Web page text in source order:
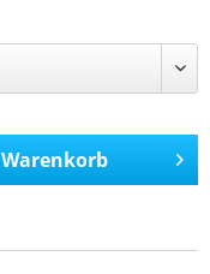
Warenkorb